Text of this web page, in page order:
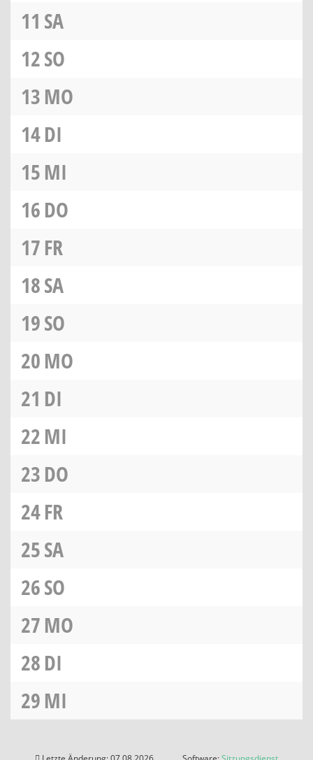
11 SA
12SO
13MO
14DI
15MI
16DO
17FR
18SA
19SO
20MO
21 DI
22MI
23DO
24FR
25SA
26SO
27MO
28DI
29MI